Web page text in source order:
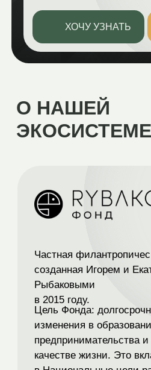
О НАШЕЙ
ЭКОСИСТЕМЕ
Рыбаков Фонд создает и
экосистему
школьных,
предпринимательских,
педагогических,
выявляет их лидерови
развитию
Цель Фонда: долгосрочные
изменения в образовании,
предпринимательства и
2036 года